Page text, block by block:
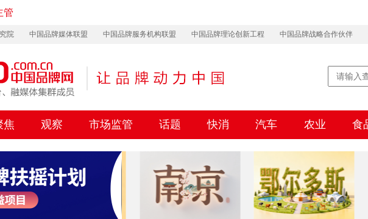
管
院 中国品牌媒体联盟 中国品牌服务机构联盟 中国品牌理论创新工程 中国品牌战略合作伙伴
焦 观察 市场监管 话题 快消 汽车 农业 食